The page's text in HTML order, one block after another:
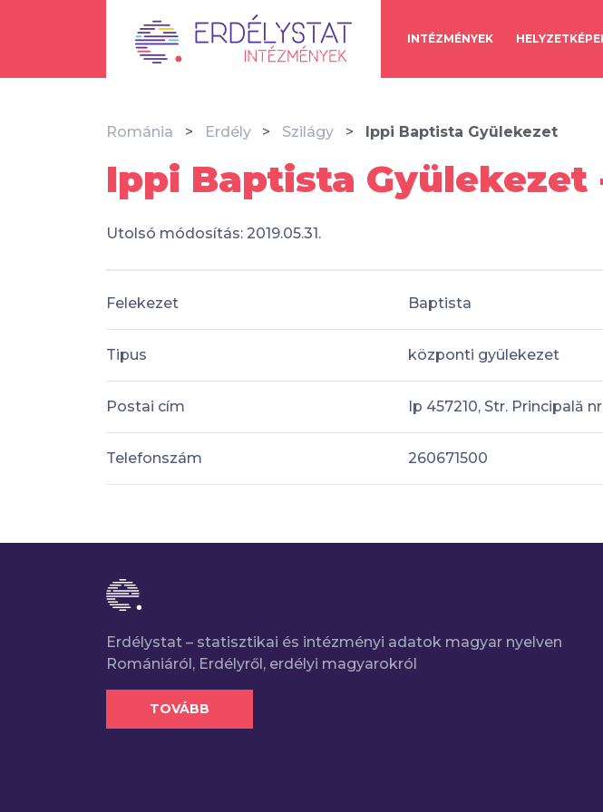
INTÉZMÉNYEK
Románia Erdély Szilágy Ippi Baptista Gyülekezet
Ippi Baptista Gyülekezet
Utolsó módosítás: 2019.05.31.
Felekezet Baptista
Tipus központi gyülekezet
Postai cím Ip 457210, Str. Principală
Telefonszám 260671500
Erdélystat – statisztikai és intézményi adatok magyar nyelven
Romániáról, Erdélyről, erdélyi magyarokról
TOVÁBB